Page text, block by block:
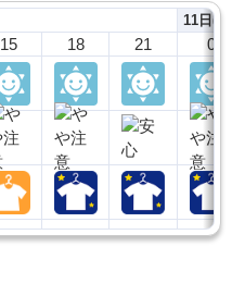
15 18 21
11日(
0